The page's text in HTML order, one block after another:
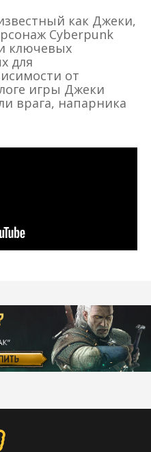
как Джеки,
Cyberpunk
ключевых
для
от
игры Джеки
врага, напарника